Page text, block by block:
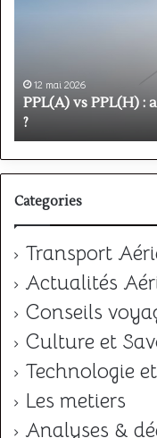
en
Afrique
12 mai 2026
PPL(A) vs PPL(H)
?
Categories
Transport
Actualités
Conseils
Culture et
Technologie
Les metiers
Analyses &